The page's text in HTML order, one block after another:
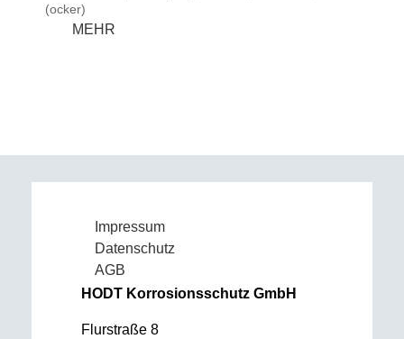
(ocker)
MEHR
Impressum
Datenschutz
AGB
HODT Korrosionsschutz GmbH
Flurstraße 8